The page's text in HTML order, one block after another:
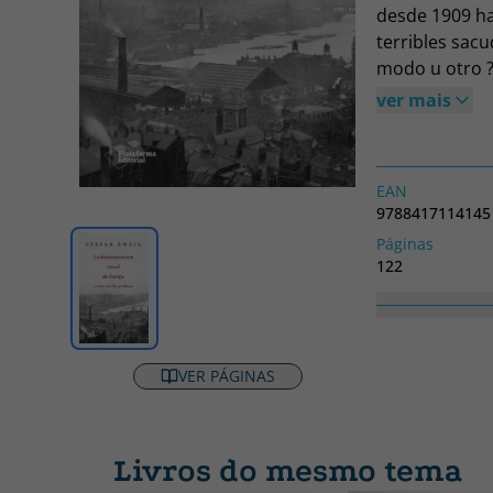
VER PÁGINAS
desde 1909
terribles
modo u otro
de Europa.
se abordan
mantienen
han dejado
nos alertan
conjurados.
Así, las
ver mais
EAN
9788417114145
Páginas
122
Livros do mesmo tema